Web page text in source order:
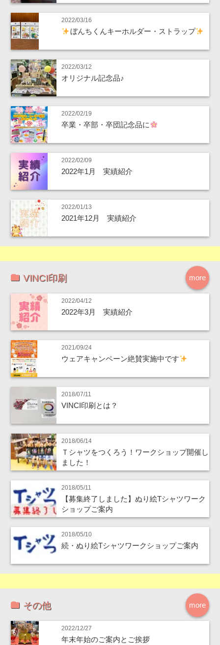
2022/03/16
ぼんちくんキーホルダー・ストラップ
2022/03/12
オリジナル記念品♪
2022/02/19
卒業・卒部・卒団記念品に
2022/02/09
2022年1月 実績紹介
2022/01/13
2021年12月 実績紹介
more
VINCI印刷
2022/04/12
2022年3月 実績紹介
2021/09/24
ウェアキャンペーン絶賛実施中です
2018/07/11
VINCI印刷とは？
2018/06/14
Ｔシャツをつくろう！ワークショップ開催し
ました！
2018/05/11
【募集終了しました】ぬり絵Tシャツワーク
ショップご案内
2018/05/10
続・ぬり絵Tシャツワークショップご案内
more
その他
2022/12/27
年末年始のご案内とご挨拶